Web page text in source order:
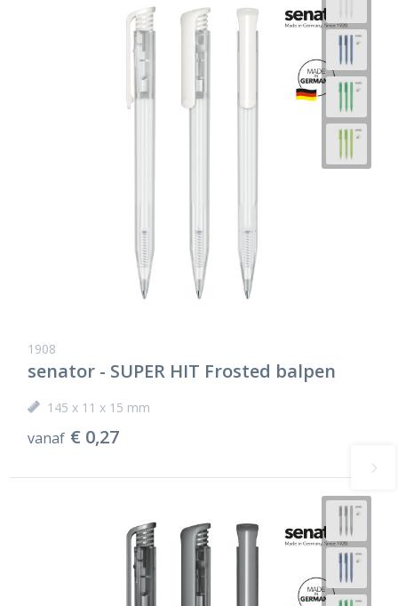
1908
senator - SUPER HIT Frosted balpen
145 x 11 x 15 mm
vanaf € 0,27